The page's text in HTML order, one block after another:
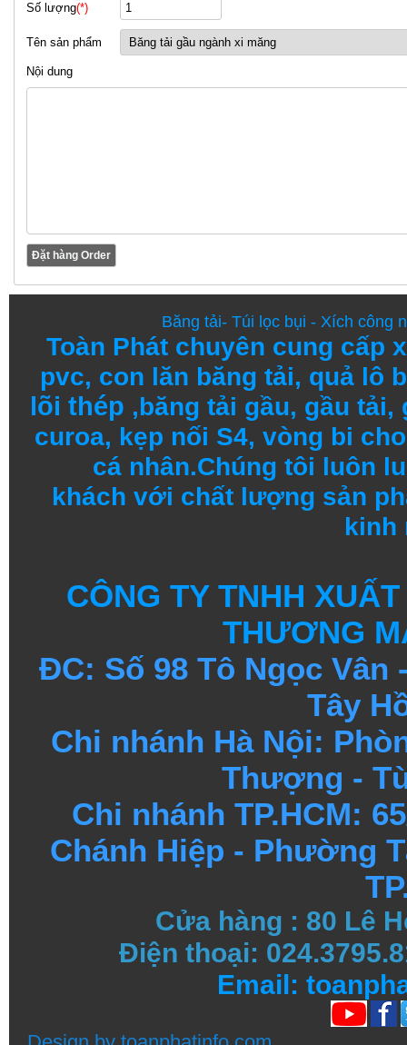
Số lượng(*)
Tên sản phẩm
Nội dung
Băng tải- Túi lọc bụi - Xích công
Toàn Phát chuyên cung cấp
pvc, con lăn băng tải, quả lô
lõi thép ,băng tải gầu, gầu tải,
curoa, kẹp nối S4, vòng bi
cá nhân.Chúng tôi luôn
khách với chất lượng sản
kinh
CÔNG TY TNHH
THƯƠNG
ĐC: Số 98 Tô Ngọc
Tây
Chi nhánh Hà Nội:
Thượng -
Chi nhánh TP.HCM:
Chánh Hiệp - Phường
Cửa hàng : 80 Lê
Điện thoại:
Email: